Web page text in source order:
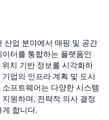
산업 분야에서 매핑 및 공간
터를 통합하는 플랫폼인
치 기반 정보를 시각화하
업의 인프라 계획 및 도시
프트웨어는 다양한 시스템
원하며, 전략적 의사 결정
게 합니다.